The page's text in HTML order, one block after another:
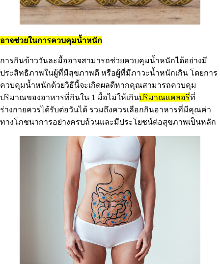
อาจช่วยในการควบคุมน้ำหนัก
การกินข้าววันละมื้ออาจสามารถช่วยควบคุมน้ำหนักได้อย่างมี
ประสิทธิภาพในผู้ที่มีสุขภาพดี หรือผู้ที่มีภาวะน้ำหนักเกิน โดยการ
ควบคุมน้ำหนักด้วยวิธีนี้จะเกิดผลดีหากคุณสามารถควบคุม
ปริมาณของอาหารที่กินใน 1 มื้อไม่ให้เกินปริมาณแคลอรี่ที่
ร่างกายควรได้รับต่อวันได้ รวมถึงควรเลือกกินอาหารที่มีคุณค่า
ทางโภชนาการอย่างครบถ้วนและมีประโยชน์ต่อสุขภาพเป็นหลัก